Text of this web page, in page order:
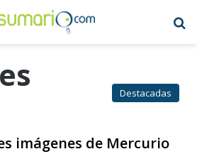
Destacadas
imágenes de Mercurio